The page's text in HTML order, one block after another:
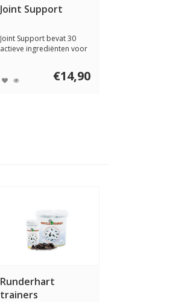
Joint Support
Joint Support bevat 30
actieve ingrediënten voor
€14,90
Runderhart
trainers